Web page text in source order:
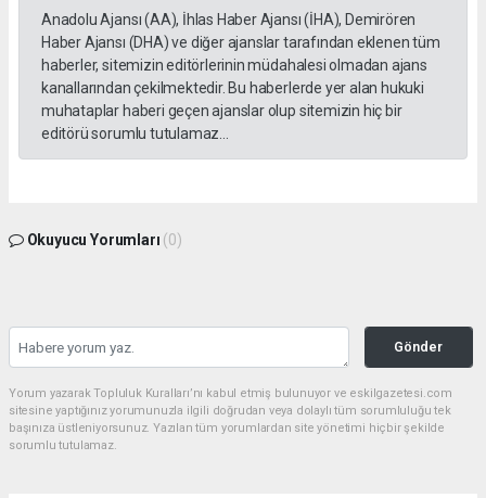
Anadolu Ajansı (AA), İhlas Haber Ajansı (İHA), Demirören
Haber Ajansı (DHA) ve diğer ajanslar tarafından eklenen tüm
haberler, sitemizin editörlerinin müdahalesi olmadan ajans
kanallarından çekilmektedir. Bu haberlerde yer alan hukuki
muhataplar haberi geçen ajanslar olup sitemizin hiç bir
editörü sorumlu tutulamaz...
Okuyucu Yorumları (0)
Gönder
Yorum yazarak Topluluk Kuralları’nı kabul etmiş bulunuyor ve eskilgazetesi.com
sitesine yaptığınız yorumunuzla ilgili doğrudan veya dolaylı tüm sorumluluğu tek
başınıza üstleniyorsunuz. Yazılan tüm yorumlardan site yönetimi hiçbir şekilde
sorumlu tutulamaz.